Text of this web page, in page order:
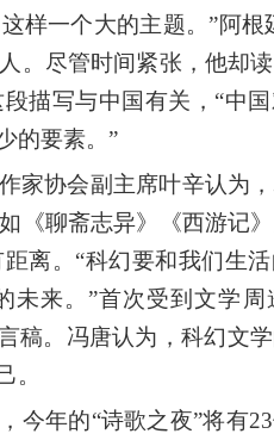
样一个大的主题。”阿根
。尽管时间紧张，他却
描写与中国有关，“中
的要素。”
协会副主席叶辛认为，
《聊斋志异》《西游记
离。“科幻要和我们生活
未来。”首次受到文学周
稿。冯唐认为，科幻文
。
年的“诗歌之夜”将有23